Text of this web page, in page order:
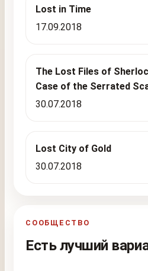
Lost in Time
17.09.2018
The Lost Files of
Case of the Serrated
30.07.2018
Lost City of Gold
30.07.2018
СООБЩЕСТВО
Есть лучший